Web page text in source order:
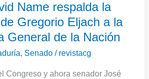
Name respalda la
Gregorio Eljach a la
General de la Nación
, Senado / revistacg
Congreso y ahora senador José